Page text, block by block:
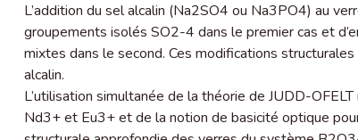
L’addition du sel alcalin (Na2SO4 ou Na3PO4) au
groupements isolés SO2-4 dans le premier cas et
mixtes dans le second. Ces modifications
alcalin.
L’utilisation simultanée de la théorie de JUDD-
Nd3+ et Eu3+ et de la notion de basicité optique